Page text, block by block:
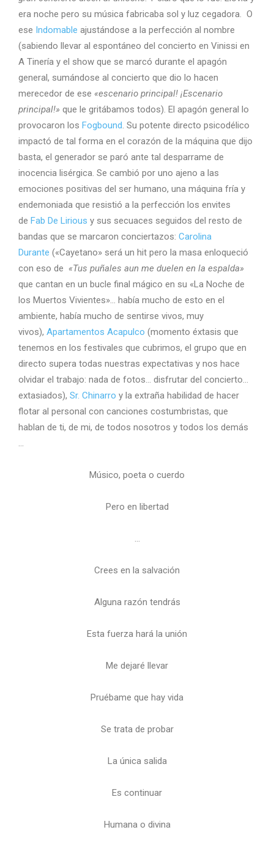
era noche pero su música fabricaba sol y luz cegadora. O
ese Indomable ajustándose a la perfección al nombre
(sabiendo llevar al espontáneo del concierto en Vinissi en
A Tinería y el show que se marcó durante el apagón
general, sumándose al concierto que dio lo hacen
merecedor de ese «escenario principal! ¡Escenario
principal!» que le gritábamos todos). El apagón general lo
provocaron los Fogbound. Su potente directo psicodélico
impactó de tal forma en el corazón de la máquina que dijo
basta, el generador se paró ante tal desparrame de
inocencia lisérgica. Se cambió por uno ajeno a las
emociones positivas del ser humano, una máquina fría y
endemoniada que resistió a la perfección los envites
de Fab De Lirious y sus secuaces seguidos del resto de
bandas que se marcaron conciertazos: Carolina
Durante («Cayetano» será un hit pero la masa enloqueció
con eso de «Tus puñales aun me duelen en la espalda»
que cantan en un bucle final mágico en su «La Noche de
los Muertos Vivientes»… había mucho de esto en el
ambiente, había mucho de sentirse vivos, muy
vivos), Apartamentos Acapulco (momento éxtasis que
tenemos en los festivales que cubrimos, el grupo que en
directo supera todas nuestras expectativas y nos hace
olvidar el trabajo: nada de fotos… disfrutar del concierto…
extasiados), Sr. Chinarro y la extraña habilidad de hacer
flotar al personal con canciones costumbristas, que
hablan de ti, de mi, de todos nosotros y todos los demás
…
Músico, poeta o cuerdo
Pero en libertad
…
Crees en la salvación
Alguna razón tendrás
Esta fuerza hará la unión
Me dejaré llevar
Pruébame que hay vida
Se trata de probar
La única salida
Es continuar
Humana o divina